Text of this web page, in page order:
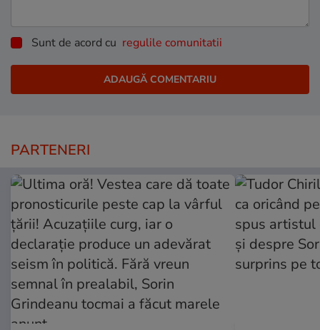
Sunt de acord cu regulile comunitatii
PARTENERI